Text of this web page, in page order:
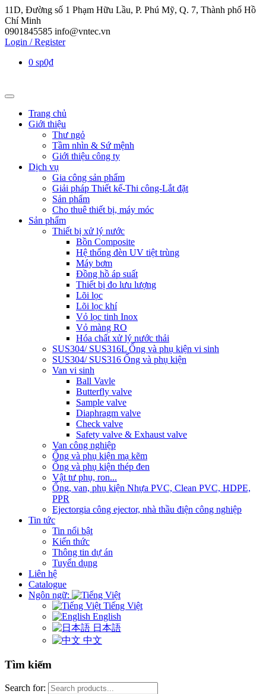
11D, Đường số 1 Phạm Hữu Lầu, P. Phú Mỹ, Q. 7, Thành phố Hồ
Chí Minh
0901845585 info@vntec.vn
Login / Register
0 sp0₫
Trang chủ
Giới thiệu
Thư ngỏ
Tầm nhìn & Sứ mệnh
Giới thiệu công ty
Dịch vụ
Gia công sản phẩm
Giải pháp Thiết kế-Thi công-Lắt đặt
Sản phẩm
Cho thuê thiết bị, máy móc
Sản phẩm
Thiết bị xử lý nước
Bồn Composite
Hệ thống đèn UV tiệt trùng
Máy bơm
Đồng hồ áp suất
Thiết bị đo lưu lượng
Lõi lọc
Lõi lọc khí
Vỏ lọc tinh Inox
Vỏ màng RO
Hóa chất xử lý nước thải
SUS304/ SUS316L Ống và phụ kiện vi sinh
SUS304/ SUS316 Ống và phụ kiện
Van vi sinh
Ball Vavle
Butterfly valve
Sample valve
Diaphragm valve
Check valve
Safety valve & Exhaust valve
Van công nghiệp
Ống và phụ kiện mạ kẽm
Ống và phụ kiện thép đen
Vật tư phụ, ron...
Ống, van, phụ kiện Nhựa PVC, Clean PVC, HDPE,
PPR
Ejectorgia công ejector, nhà thầu điện công nghiệp
Tin tức
Tin nổi bật
Kiến thức
Thông tin dự án
Tuyển dụng
Liên hệ
Catalogue
Ngôn ngữ:
Tiếng Việt
English
日本語
中文
Tìm kiếm
Search for: